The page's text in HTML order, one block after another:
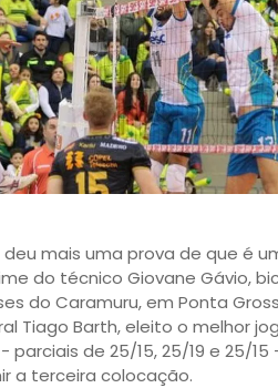
deu mais uma prova de que é
do técnico Giovane Gávio,
do Caramuru, em Ponta
Tiago Barth, eleito o melhor
parciais de 25/15, 25/19 e 25/
a terceira colocação.